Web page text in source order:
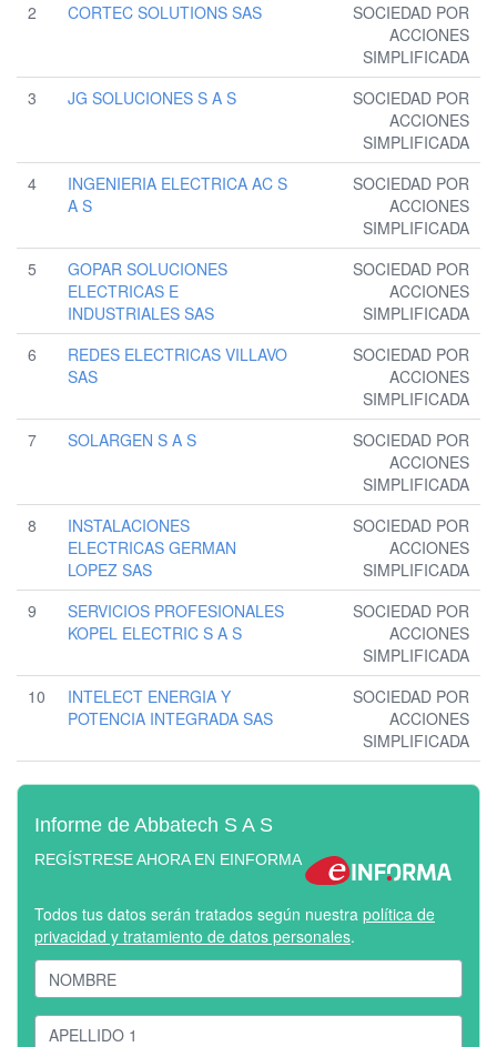
2 CORTEC SOLUTIONS SAS
SOCIEDAD POR
ACCIONES
SIMPLIFICADA
3
JG SOLUCIONES S A S
SOCIEDAD POR
ACCIONES
SIMPLIFICADA
4
INGENIERIA ELECTRICA AC S
A S
SOCIEDAD POR
ACCIONES
SIMPLIFICADA
5
GOPAR SOLUCIONES
ELECTRICAS E
INDUSTRIALES SAS
SOCIEDAD POR
ACCIONES
SIMPLIFICADA
6
REDES ELECTRICAS VILLAVO
SAS
SOCIEDAD POR
ACCIONES
SIMPLIFICADA
7
SOLARGEN S A S
SOCIEDAD POR
ACCIONES
SIMPLIFICADA
8
INSTALACIONES
ELECTRICAS GERMAN
LOPEZ SAS
SOCIEDAD POR
ACCIONES
SIMPLIFICADA
9
SERVICIOS PROFESIONALES
KOPEL ELECTRIC S A S
SOCIEDAD POR
ACCIONES
SIMPLIFICADA
10
INTELECT ENERGIA Y
POTENCIA INTEGRADA SAS
SOCIEDAD POR
ACCIONES
SIMPLIFICADA
Informe de Abbatech S A S
REGÍSTRESE AHORA EN EINFORMA
Todos tus datos serán tratados según nuestra política de
privacidad y tratamiento de datos personales.